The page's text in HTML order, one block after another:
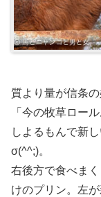
質より量が信条
「今の牧草ロー
しよるもんで新
σ(^^;)。
右後方で食べま
けのプリン。左